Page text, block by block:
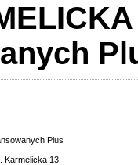
Plus
Karmelicka 13